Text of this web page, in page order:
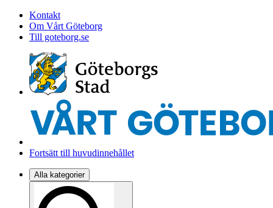
Kontakt
Om Vårt Göteborg
Till goteborg.se
Fortsätt till huvudinnehållet
Alla kategorier